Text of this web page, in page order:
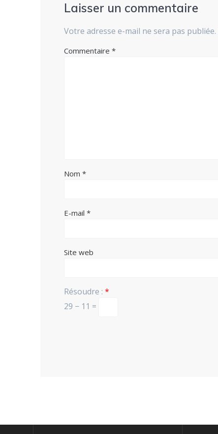
Laisser un commentaire
Votre adresse e-mail ne sera pas publiée.
Commentaire*
Nom*
E-mail*
Site web
Résoudre :*
29 − 11 =